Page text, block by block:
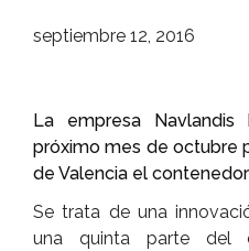
septiembre 12, 2016
La empresa
próximo mes de octubre
de Valencia el
Se trata de una
una quinta parte del